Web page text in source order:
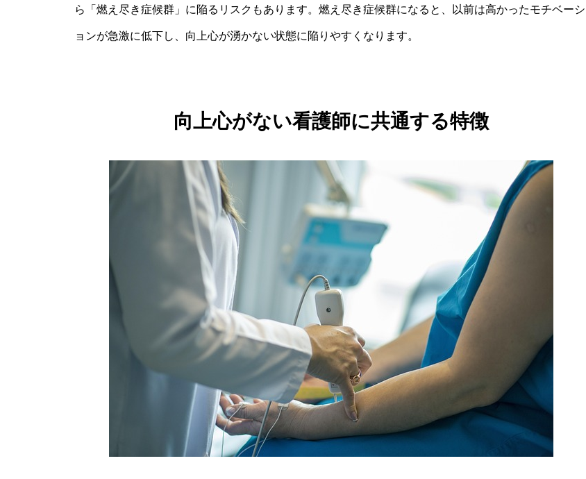
ら「燃え尽き症候群」に陥るリスクもあります。燃え尽き症候群になると、以前は高かったモチベーシ
ョンが急激に低下し、向上心が湧かない状態に陥りやすくなります。
向上心がない看護師に共通する特徴